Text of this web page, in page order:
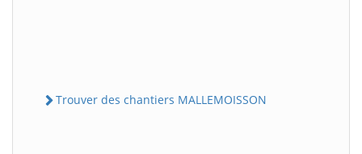
Trouver des chantiers MALLEMOISSON